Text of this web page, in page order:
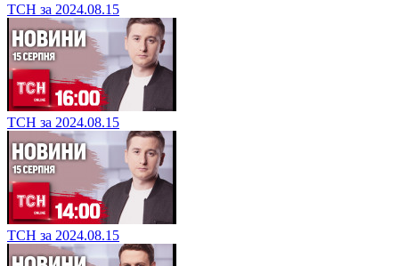
ТСН за 2024.08.15
ТСН за 2024.08.15
ТСН за 2024.08.15